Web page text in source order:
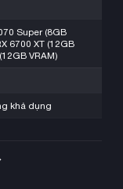
Super (8GB
6700 XT (12GB
VRAM)
khả dụng